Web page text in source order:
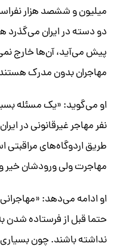
میلیون و ششصد هزار
دو دسته در ایران
پیش می‌آید، آن‌ها خارج
مهاجران بدون مدرک
نفر مهاجر غیرقانونی در
طریق اردوگاه‌های
مهاجرت ولی ورودشان خیر و
او ادامه می‌دهد:
حتما قبل از فرستاده شدن
نداشته باشند. چون بسیاری